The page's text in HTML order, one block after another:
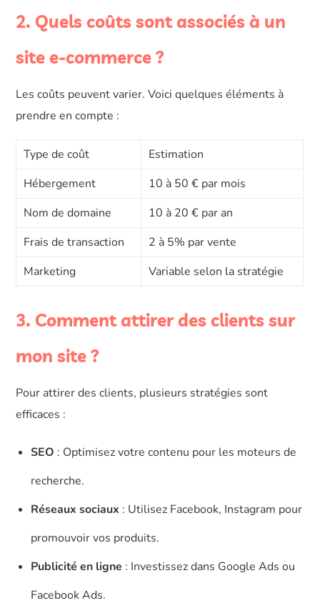
2. Quels coûts sont associés à un
site e-commerce ?
Les coûts peuvent varier. Voici quelques éléments à
prendre en compte :
Type de coût
Estimation
Hébergement
10 à 50 € par mois
Nom de domaine
10 à 20 € par an
Frais de transaction
2 à 5% par vente
Marketing
Variable selon la stratégie
3. Comment attirer des clients sur
mon site ?
Pour attirer des clients, plusieurs stratégies sont
efficaces :
SEO : Optimisez votre contenu pour les moteurs de
recherche.
Réseaux sociaux : Utilisez Facebook, Instagram pour
promouvoir vos produits.
Publicité en ligne : Investissez dans Google Ads ou
Facebook Ads.